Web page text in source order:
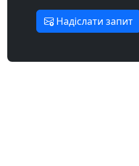
Надіслати запит